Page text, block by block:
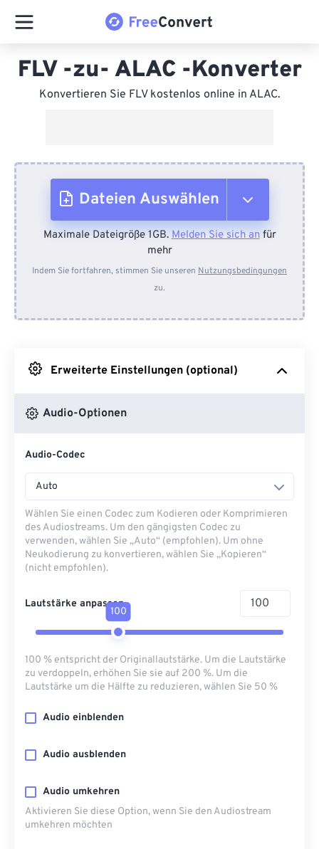
FLV -zu- ALAC -Konverter
Konvertieren Sie FLV kostenlos online in ALAC.
Dateien Auswählen
Vom Gerät
Von Dropbox
Maximale Dateigröße 1GB.Melden Sie sich anfür
mehr
Indem Sie fortfahren, stimmen Sie unseren Nutzungsbedingungen
zu.
Erweiterte Einstellungen (optional)
Audio-Optionen
Audio-Codec
Auto
Wählen Sie einen Codec zum Kodieren oder Komprimieren
des Audiostreams. Um den gängigsten Codec zu
verwenden, wählen Sie „Auto“ (empfohlen). Um ohne
Neukodierung zu konvertieren, wählen Sie „Kopieren“
(nicht empfohlen).
Lautstärke anpassen
100
100 % entspricht der Originallautstärke. Um die Lautstärke
zu verdoppeln, erhöhen Sie sie auf 200 %. Um die
Lautstärke um die Hälfte zu reduzieren, wählen Sie 50 %
Audio einblenden
Audio ausblenden
Audio umkehren
Aktivieren Sie diese Option, wenn Sie den Audiostream
umkehren möchten